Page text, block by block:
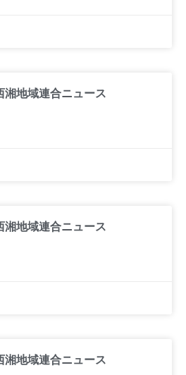
地域連合ニュース
地域連合ニュース
地域連合ニュース